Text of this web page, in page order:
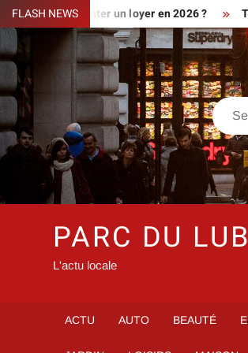
Skip
to
content
FLASH NEWSun loyer en 2026 ? Terrain
PARC DU
L'actu locale
ACTU AUTO BEAUTÉ